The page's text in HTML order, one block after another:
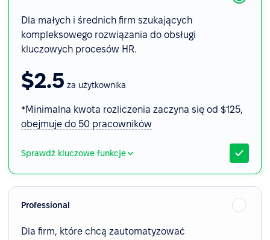
Dla małych i średnich firm szukających
kompleksowego rozwiązania do obsługi
kluczowych procesów HR.
$2.5 za użytkownika
*Minimalna kwota rozliczenia zaczyna się od $125,
obejmuje do 50 pracowników
Sprawdź kluczowe funkcje
Professional
Dla firm, które chcą zautomatyzować